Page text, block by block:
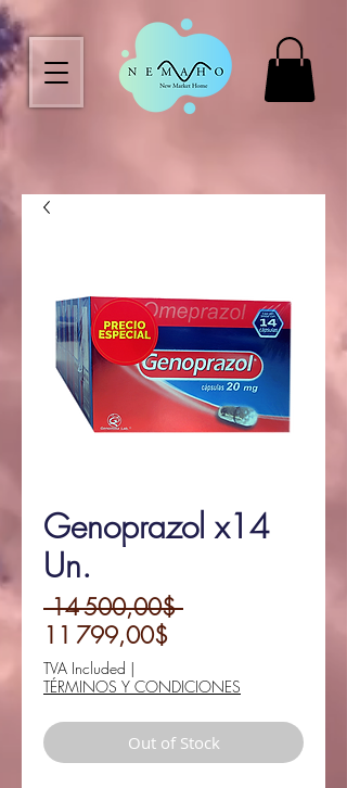
Genoprazol x14
Un.
14 500,00$ Regular
11 799,00$Sale
TVA Included |
TÉRMINOS Y CONDICIONES
Out of Stock